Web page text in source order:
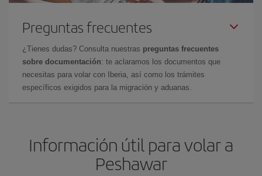
Preguntas frecuentes
¿Tienes dudas? Consulta nuestras preguntas frecuentes
sobre documentación: te aclaramos los documentos que
necesitas para volar con Iberia, así como los trámites
específicos exigidos para la migración y aduanas.
Información útil para volar a
Peshawar